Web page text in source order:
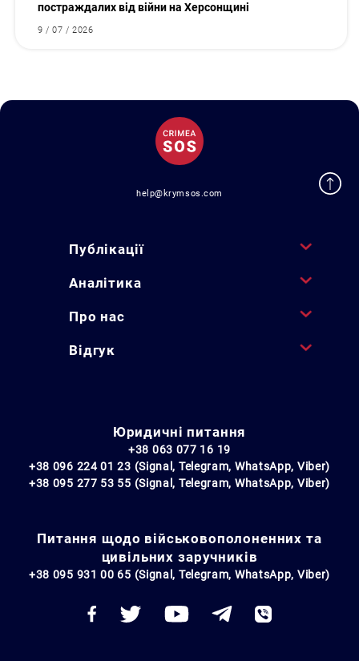
постраждалих від війни на Херсонщині
9 / 07 / 2026
help@krymsos.com
Публікації
Аналітика
Про нас
Відгук
Юридичні питання
+38 063 077 16 19
+38 096 224 01 23 (Signal, Telegram, WhatsApp, Viber)
+38 095 277 53 55 (Signal, Telegram, WhatsApp, Viber)
Питання щодо військовополоненних та
цивільних заручників
+38 095 931 00 65 (Signal, Telegram, WhatsApp, Viber)